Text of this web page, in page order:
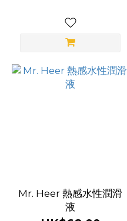
Mr. Heer 熱感水性潤滑
液